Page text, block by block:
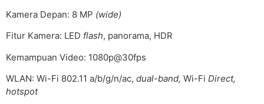
Kamera Depan: 8 MP (wide)
Fitur Kamera: LED flash, panorama, HDR
Kemampuan Video: 1080p@30fps
WLAN: Wi-Fi 802.11 a/b/g/n/ac, dual-band, Wi-Fi Direct,
hotspot